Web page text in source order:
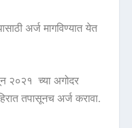
अर्ज मागविण्यात येत
२०२१ च्या अगोदर
तपासूनच अर्ज करावा.